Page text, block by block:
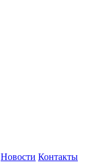
Новости Контакты